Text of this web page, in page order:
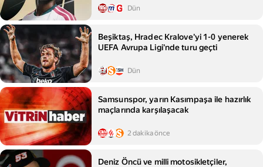
Dün
Beşiktaş, Hradec Kralove'yi 1-0 yenerek
UEFA Avrupa Ligi'nde turu geçti
Dün
Samsunspor, yarın Kasımpaşa ile hazırlık
maçlarında karşılaşacak
2 dakika önce
Deniz Öncü ve milli motosikletçiler,